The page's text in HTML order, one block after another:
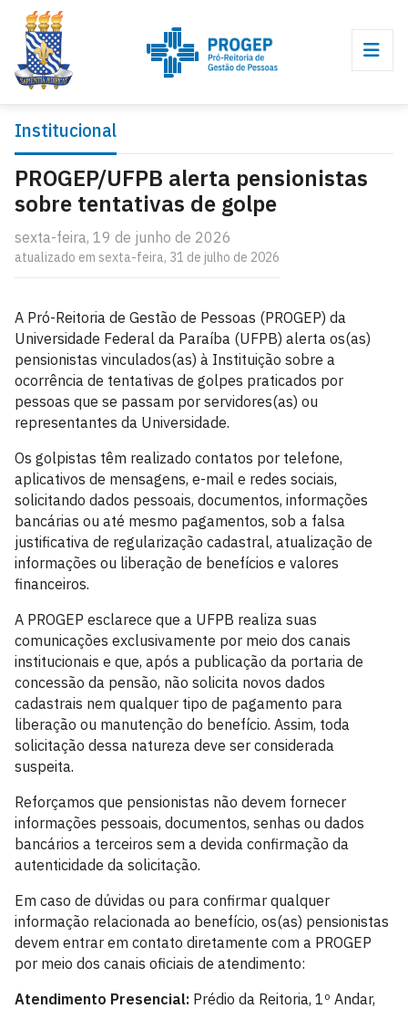
Institucional
PROGEP/UFPB alerta pensionistas
sobre tentativas de golpe
sexta-feira, 19 de junho de 2026
atualizado em sexta-feira, 31 de julho de 2026
A Pró-Reitoria de Gestão de Pessoas (PROGEP) da
Universidade Federal da Paraíba (UFPB) alerta os(as)
pensionistas vinculados(as) à Instituição sobre a
ocorrência de tentativas de golpes praticados por
pessoas que se passam por servidores(as) ou
representantes da Universidade.
Os golpistas têm realizado contatos por telefone,
aplicativos de mensagens, e-mail e redes sociais,
solicitando dados pessoais, documentos, informações
bancárias ou até mesmo pagamentos, sob a falsa
justificativa de regularização cadastral, atualização de
informações ou liberação de benefícios e valores
financeiros.
A PROGEP esclarece que a UFPB realiza suas
comunicações exclusivamente por meio dos canais
institucionais e que, após a publicação da portaria de
concessão da pensão, não solicita novos dados
cadastrais nem qualquer tipo de pagamento para
liberação ou manutenção do benefício. Assim, toda
solicitação dessa natureza deve ser considerada
suspeita.
Reforçamos que pensionistas não devem fornecer
informações pessoais, documentos, senhas ou dados
bancários a terceiros sem a devida confirmação da
autenticidade da solicitação.
Em caso de dúvidas ou para confirmar qualquer
informação relacionada ao benefício, os(as) pensionistas
devem entrar em contato diretamente com a PROGEP
por meio dos canais oficiais de atendimento:
Atendimento Presencial: Prédio da Reitoria, 1º Andar,